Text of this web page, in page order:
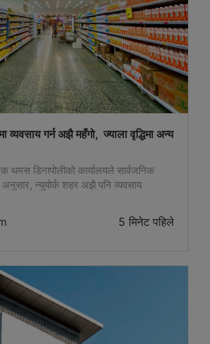
व्यवसाय गर्न अझै महँगो, ज्याला वृद्धिमा अन्य
थमस डिनापोलीको कार्यालयले सार्वजनिक
न्युयोर्क शहर अझै पनि व्यवसाय
बढेका क्षेत्रहरूको तुलनामा यहाँको ज्याला
छ। “बिजनेस कस्ट्स इन न्युयोर्क सिटी”
5 मिनेट पहिले